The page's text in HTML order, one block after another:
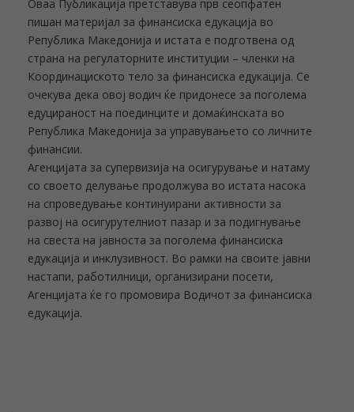
Оваа Публикација претставува прв сеопфатен
пишан материјал за финансиска едукација во
Република Македонија и истата е подготвена од
страна на регулаторните институции – членки на
Координациското тело за финансиска едукација. Се
очекува дека овој водич ќе придонесе за поголема
едуцираност на поединците и домаќинската во
Република Македонија за управувањето со личните
финансии.
Агенцијата за супервизија на осигурување и натаму
со своето делување продолжува во истата насока
на спроведување континуирани активности за
развој на осигурутелниот пазар и за подигнување
на свеста на јавноста за поголема финансиска
едукација и инклузивност. Во рамки на своите јавни
настапи, работилници, организирани посети,
Агенцијата ќе го промовира Водичот за финансиска
едукација.